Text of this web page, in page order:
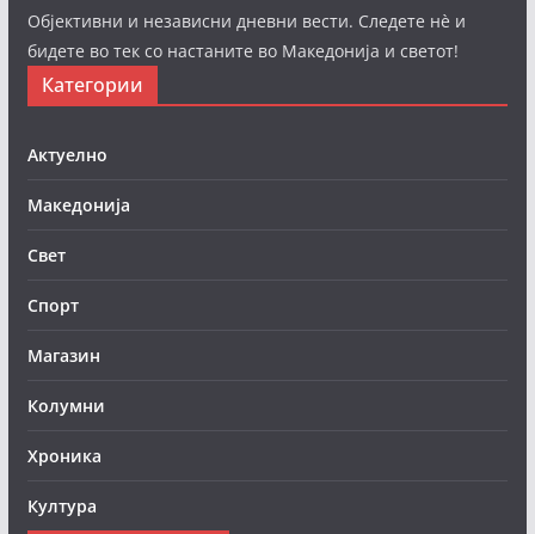
Објективни и независни дневни вести. Следете нè и
бидете во тек со настаните во Македонија и светот!
Категории
Актуелно
Македонија
Свет
Спорт
Магазин
Колумни
Хроника
Култура